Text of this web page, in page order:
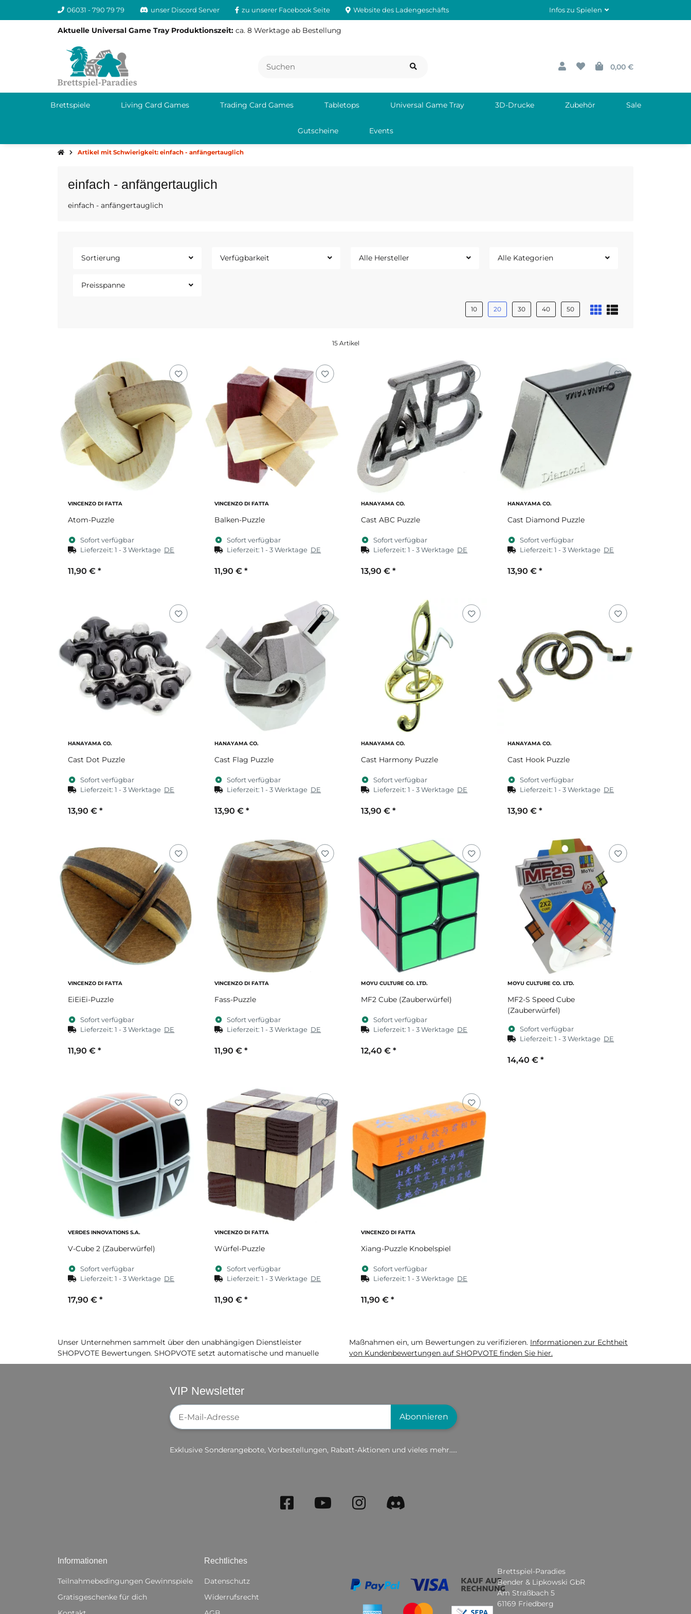
06031 - 790 79 79 unser Discord Server zu unserer Facebook Seite Website des Ladengeschäfts Infos zu Spielen
Aktuelle Universal Game Tray Produktionszeit: ca. 8 Werktage ab Bestellung
0,00 €
Brettspiele Living Card Games Trading Card Games Tabletops Universal Game Tray 3D-Drucke Zubehör Sale
Gutscheine Events
Artikel mit Schwierigkeit: einfach - anfängertauglich
einfach - anfängertauglich
einfach - anfängertauglich
Sortierung Verfügbarkeit Alle Hersteller Alle Kategorien
Preisspanne
10 20 30 40 50
15 Artikel
VINCENZO DI FATTA
Atom-Puzzle
Sofort verfügbar
Lieferzeit:1 - 3 Werktage DE
11,90 € *
VINCENZO DI FATTA
Balken-Puzzle
Sofort verfügbar
Lieferzeit:1 - 3 Werktage DE
11,90 € *
HANAYAMA CO.
Cast ABC Puzzle
Sofort verfügbar
Lieferzeit:1 - 3 Werktage DE
13,90 € *
HANAYAMA CO.
Cast Diamond Puzzle
Sofort verfügbar
Lieferzeit:1 - 3 Werktage DE
13,90 € *
HANAYAMA CO.
Cast Dot Puzzle
Sofort verfügbar
Lieferzeit:1 - 3 Werktage DE
13,90 € *
HANAYAMA CO.
Cast Flag Puzzle
Sofort verfügbar
Lieferzeit:1 - 3 Werktage DE
13,90 € *
HANAYAMA CO.
Cast Harmony Puzzle
Sofort verfügbar
Lieferzeit:1 - 3 Werktage DE
13,90 € *
HANAYAMA CO.
Cast Hook Puzzle
Sofort verfügbar
Lieferzeit:1 - 3 Werktage DE
13,90 € *
VINCENZO DI FATTA
EiEiEi-Puzzle
Sofort verfügbar
Lieferzeit:1 - 3 Werktage DE
11,90 € *
VINCENZO DI FATTA
Fass-Puzzle
Sofort verfügbar
Lieferzeit:1 - 3 Werktage DE
11,90 € *
MOYU CULTURE CO. LTD.
MF2 Cube (Zauberwürfel)
Sofort verfügbar
Lieferzeit:1 - 3 Werktage DE
12,40 € *
MOYU CULTURE CO. LTD.
MF2-S Speed Cube
(Zauberwürfel)
Sofort verfügbar
Lieferzeit:1 - 3 Werktage DE
14,40 € *
VERDES INNOVATIONS S.A.
V-Cube 2 (Zauberwürfel)
Sofort verfügbar
Lieferzeit:1 - 3 Werktage DE
17,90 € *
VINCENZO DI FATTA
Würfel-Puzzle
Sofort verfügbar
Lieferzeit:1 - 3 Werktage DE
11,90 € *
VINCENZO DI FATTA
Xiang-Puzzle Knobelspiel
Sofort verfügbar
Lieferzeit:1 - 3 Werktage DE
11,90 € *
Unser Unternehmen sammelt über den unabhängigen Dienstleister
SHOPVOTE Bewertungen. SHOPVOTE setzt automatische und manuelle
Maßnahmen ein, um Bewertungen zu verifizieren. Informationen zur Echtheit
von Kundenbewertungen auf SHOPVOTE finden Sie hier.
VIP Newsletter
Newsletter-Registrierung
Abonnieren
Exklusive Sonderangebote, Vorbestellungen, Rabatt-Aktionen und vieles mehr.....
Informationen
Teilnahmebedingungen Gewinnspiele
Gratisgeschenke für dich
Rechtliches
Datenschutz
Widerrufsrecht
Brettspiel-Paradies
Bender & Lipkowski GbR
Am Straßbach 5
61169 Friedberg